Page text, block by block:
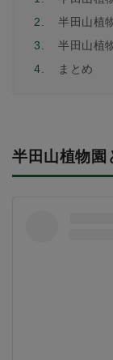
2.
半田山植
3.
半田山植
4.
まとめ
半田山植物園